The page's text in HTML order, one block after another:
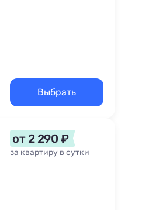
Выбрать
от 2 290 ₽
за квартиру в сутки